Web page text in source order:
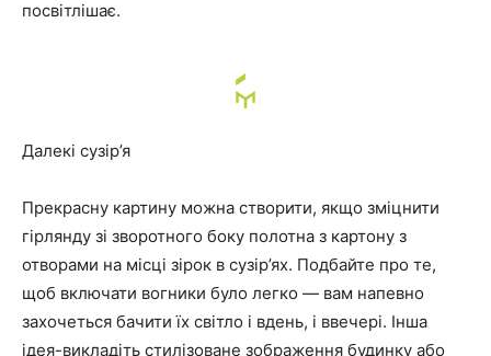
посвітлішає.
Далекі сузір’я
Прекрасну картину можна створити, якщо зміцнити
гірлянду зі зворотного боку полотна з картону з
отворами на місці зірок в сузір’ях. Подбайте про те,
щоб включати вогники було легко — вам напевно
захочеться бачити їх світло і вдень, і ввечері. Інша
ідея-викладіть стилізоване зображення будинку або